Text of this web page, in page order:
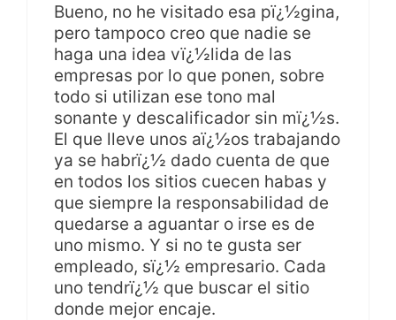
Bueno, no he visitado esa pï¿½gina,
pero tampoco creo que nadie se
haga una idea vï¿½lida de las
empresas por lo que ponen, sobre
todo si utilizan ese tono mal
sonante y descalificador sin mï¿½s.
El que lleve unos aï¿½os trabajando
ya se habrï¿½ dado cuenta de que
en todos los sitios cuecen habas y
que siempre la responsabilidad de
quedarse a aguantar o irse es de
uno mismo. Y si no te gusta ser
empleado, sï¿½ empresario. Cada
uno tendrï¿½ que buscar el sitio
donde mejor encaje.